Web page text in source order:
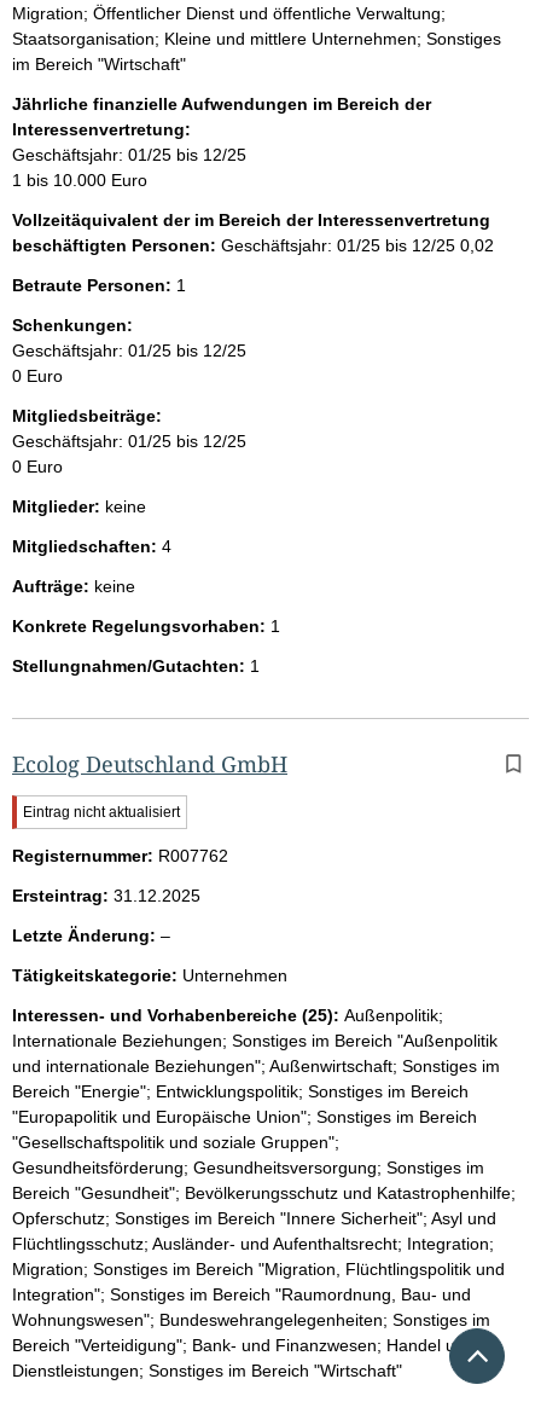
Migration; Öffentlicher Dienst und öffentliche Verwaltung;
Staatsorganisation; Kleine und mittlere Unternehmen; Sonstiges
im Bereich "Wirtschaft"
Jährliche finanzielle Aufwendungen im Bereich der
Interessenvertretung:
Geschäftsjahr: 01/25 bis 12/25
1 bis 10.000 Euro
Vollzeitäquivalent der im Bereich der Interessenvertretung
beschäftigten Personen: Geschäftsjahr: 01/25 bis 12/25 0,02
Betraute Personen: 1
Schenkungen:
Geschäftsjahr: 01/25 bis 12/25
0 Euro
Mitgliedsbeiträge:
Geschäftsjahr: 01/25 bis 12/25
0 Euro
Mitglieder: keine
Mitgliedschaften: 4
Aufträge: keine
Konkrete Regelungsvorhaben: 1
Stellungnahmen/Gutachten: 1
Ecolog Deutschland GmbH
W
i
c
t
g
r
n
w
e
i
s
:
Eintrag nicht aktualisiert
Registernummer: R007762
Ersteintrag: 31.12.2025
Letzte Änderung: –l
e
r
Tätigkeitskategorie: Unternehmen
Interessen- und Vorhabenbereiche (25): Außenpolitik;
Internationale Beziehungen; Sonstiges im Bereich "Außenpolitik
und internationale Beziehungen"; Außenwirtschaft; Sonstiges im
Bereich "Energie"; Entwicklungspolitik; Sonstiges im Bereich
"Europapolitik und Europäische Union"; Sonstiges im Bereich
"Gesellschaftspolitik und soziale Gruppen";
Gesundheitsförderung; Gesundheitsversorgung; Sonstiges im
Bereich "Gesundheit"; Bevölkerungsschutz und Katastrophenhilfe;
Opferschutz; Sonstiges im Bereich "Innere Sicherheit"; Asyl und
Flüchtlingsschutz; Ausländer- und Aufenthaltsrecht; Integration;
Migration; Sonstiges im Bereich "Migration, Flüchtlingspolitik und
Integration"; Sonstiges im Bereich "Raumordnung, Bau- und
Wohnungswesen"; Bundeswehrangelegenheiten; Sonstiges im
Bereich "Verteidigung"; Bank- und Finanzwesen; Handel und
Dienstleistungen; Sonstiges im Bereich "Wirtschaft"